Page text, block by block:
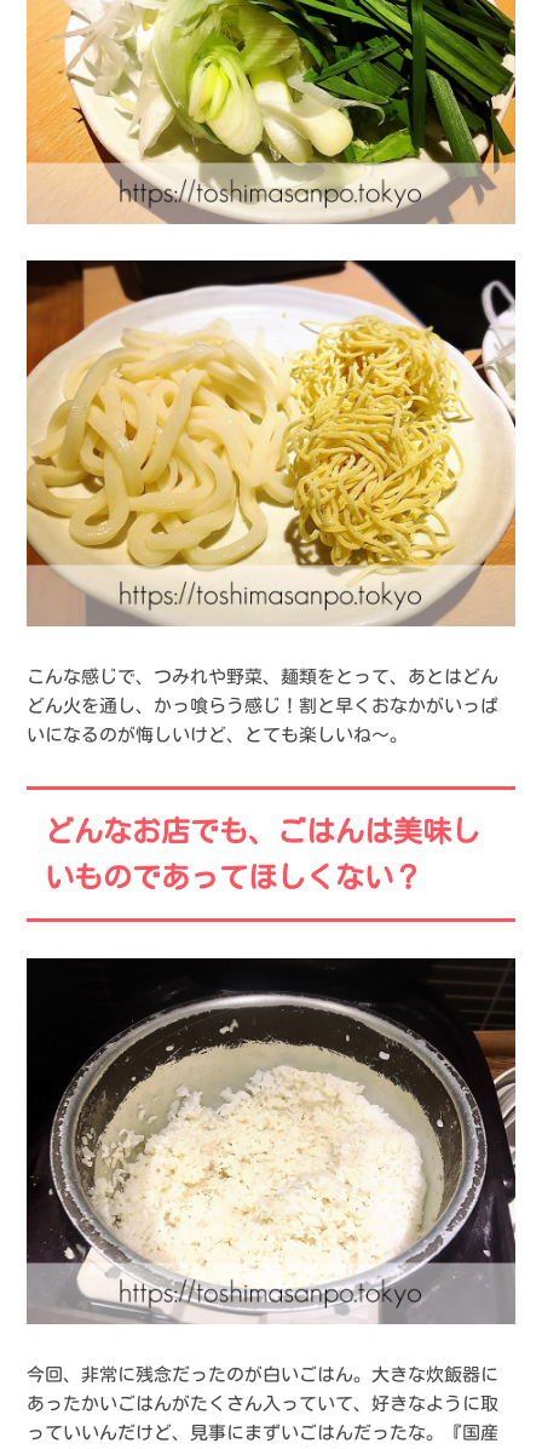
こんな感じで、つみれや野菜、麺類をとって、あとはどん
どん火を通し、かっ喰らう感じ！割と早くおなかがいっぱ
いになるのが悔しいけど、とても楽しいね〜。
どんなお店でも、ごはんは美味し
いものであってほしくない？
今回、非常に残念だったのが白いごはん。大きな炊飯器に
あったかいごはんがたくさん入っていて、好きなように取
っていいんだけど、見事にまずいごはんだったな。『国産